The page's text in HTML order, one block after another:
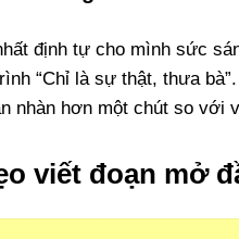
định tự cho mình sức
“Chỉ là sự thật, thưa
nhàn hơn một chút so với
viết đoạn mở